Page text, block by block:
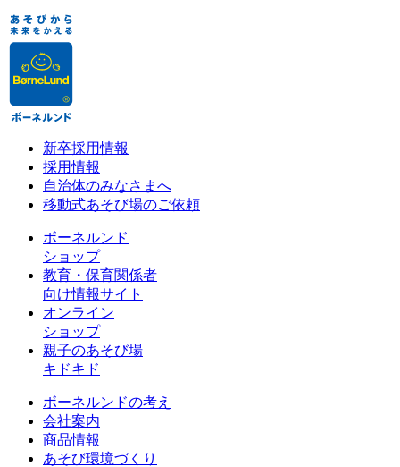
新卒採用情報
採用情報
自治体のみなさまへ
移動式あそび場のご依頼
ボーネルンド
ショップ
教育・保育関係者
向け情報サイト
オンライン
ショップ
親子のあそび場
キドキド
ボーネルンドの考え
会社案内
商品情報
あそび環境づくり